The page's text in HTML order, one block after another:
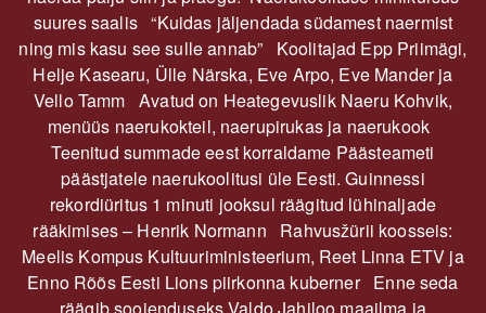
suures saalis “Kuidas jäljendada südamest naermist
ning mis kasu see sulle annab” Koolitajad Epp Priimägi,
Helje Kasearu, Ülle Närska, Eve Arpo, Eve Mander ja
Vello Tamm Avatud on Heategevuslik Naeru Kohvik,
menüüs naerukokteil, naerupirukas ja naerukook
Teenitud summade eest korraldame Päästeameti
päästjatele naerukoolitusi üle Eesti. Guinnessi
rekordiüritus 1 minuti jooksul räägitud lühinaljade
rääkimises – Henrik Normann Rahvusžürii koosseis:
Meelis Kompus Kultuuriministeerium, Reet Linna ETV ja
Enno Rõõs Eesti Lions piirkonna kuberner Enne seda